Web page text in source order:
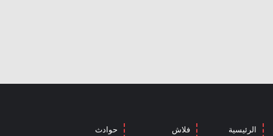
الرئيسية
فلاش
حوادث